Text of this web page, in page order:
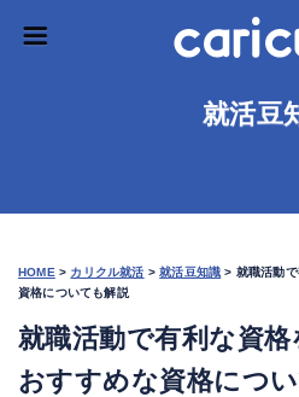
就活豆
HOME > カリクル就活 >就活豆知識 > 就職活動
資格についても解説
就職活動で有利な資
おすすめな資格につ